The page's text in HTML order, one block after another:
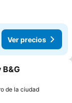
Ver precios
B&G
de la ciudad